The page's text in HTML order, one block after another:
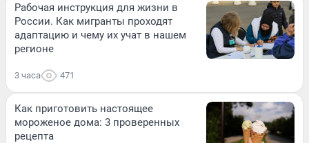
Рабочая инструкция для жизни в
России. Как мигранты проходят
адаптацию и чему их учат в нашем
регионе
3 часа 471
Как приготовить настоящее
мороженое дома: 3 проверенных
рецепта